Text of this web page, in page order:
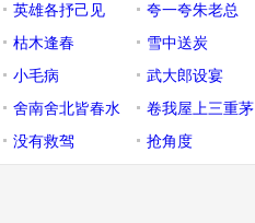
英雄各抒己见
夸一夸朱老总
枯木逢春
雪中送炭
小毛病
武大郎设宴
舍南舍北皆春水
卷我屋上三重茅
没有救驾
抢角度